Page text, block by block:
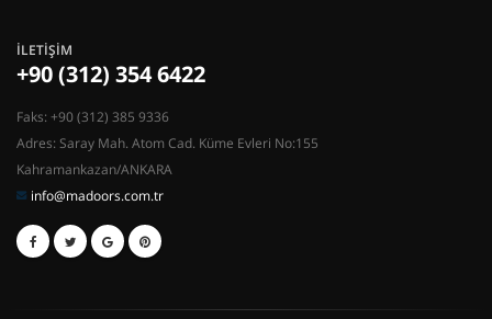
İLETIŞIM
+90 (312) 354 6422
Faks: +90 (312) 385 9336
Adres: Saray Mah. Atom Cad. Küme Evleri No:155
Kahramankazan/ANKARA
info@madoors.com.tr